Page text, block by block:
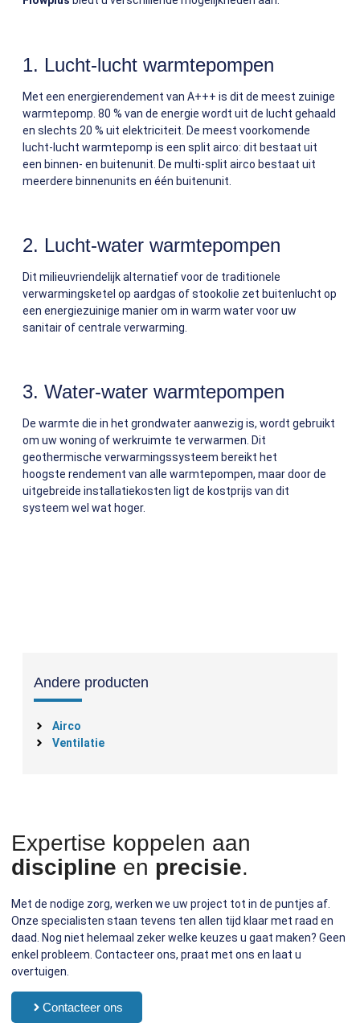
1. Lucht-lucht warmtepompen
Met een energierendement van A+++ is dit de meest zuinige
warmtepomp. 80 % van de energie wordt uit de lucht gehaald
en slechts 20 % uit elektriciteit. De meest voorkomende
lucht-lucht warmtepomp is een split airco: dit bestaat uit
een binnen- en buitenunit. De multi-split airco bestaat uit
meerdere binnenunits en één buitenunit.
2. Lucht-water warmtepompen
Dit milieuvriendelijk alternatief voor de traditionele
verwarmingsketel op aardgas of stookolie zet buitenlucht op
een energiezuinige manier om in warm water voor uw
sanitair of centrale verwarming.
3. Water-water warmtepompen
De warmte die in het grondwater aanwezig is, wordt gebruikt
om uw woning of werkruimte te verwarmen. Dit
geothermische verwarmingssysteem bereikt het
hoogste rendement van alle warmtepompen, maar door de
uitgebreide installatiekosten ligt de kostprijs van dit
systeem wel wat hoger.
Andere producten
Airco
Ventilatie
Expertise koppelen aan
discipline en precisie.
Met de nodige zorg, werken we uw project tot in de puntjes af.
Onze specialisten staan tevens ten allen tijd klaar met raad en
daad. Nog niet helemaal zeker welke keuzes u gaat maken? Geen
enkel probleem. Contacteer ons, praat met ons en laat u
overtuigen.
Contacteer ons